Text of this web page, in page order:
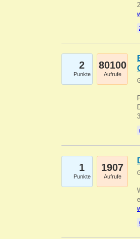
2
Punkte
80100
Aufrufe
1
Punkte
1907
Aufrufe